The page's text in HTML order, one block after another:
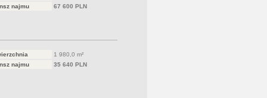
najmu
67 600 PLN
1 980,0 m²
najmu
35 640 PLN